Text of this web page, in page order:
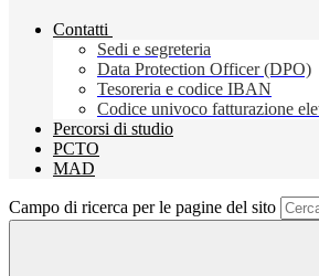
Contatti
Sedi e segreteria
Data Protection Officer (DPO)
Tesoreria e codice IBAN
Codice univoco fatturazione
Percorsi di studio
PCTO
MAD
Campo di ricerca per le pagine del sito